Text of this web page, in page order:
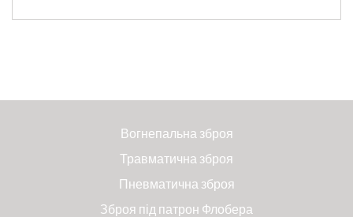
Вогнепальна зброя
Травматична зброя
Пневматична зброя
Зброя під патрон Флобера